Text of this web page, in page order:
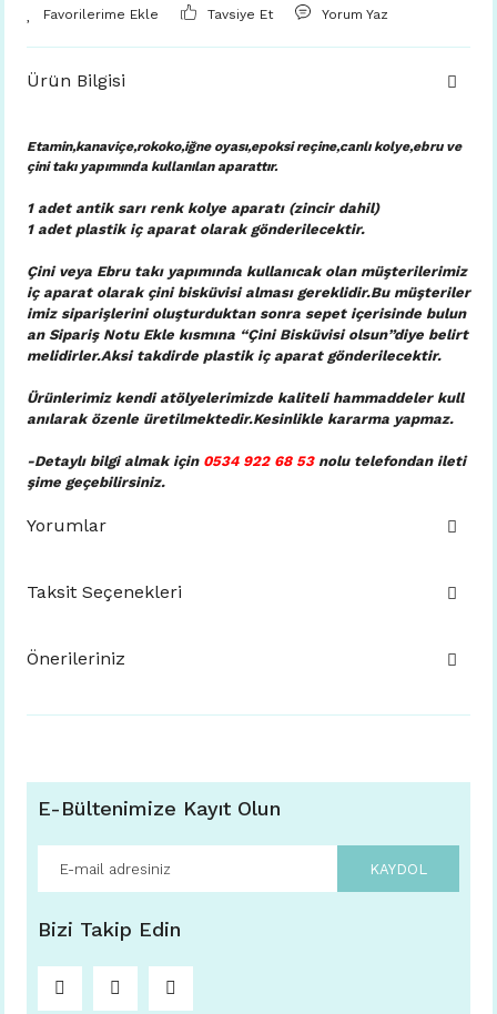
Tavsiye Et Yorum Yaz
Ürün Bilgisi
Etamin,kanaviçe,rokoko,iğne oyası,epoksi reçine,canlı kolye,ebru ve
çini takı yapımında kullanılan aparattır.
1 adet antik sarı renk kolye aparatı (zincir dahil)
1 adet plastik iç aparat olarak gönderilecektir.
Çini veya Ebru takı yapımında kullanıcak olan müşterilerimiz
iç aparat olarak çini bisküvisi alması gereklidir.Bu müşteriler
imiz siparişlerini oluşturduktan sonra sepet içerisinde bulun
an Sipariş Notu Ekle kısmına “Çini Bisküvisi olsun”diye belirt
melidirler.Aksi takdirde plastik iç aparat gönderilecektir.
Ürünlerimiz kendi atölyelerimizde kaliteli hammaddeler kull
anılarak özenle üretilmektedir.Kesinlikle kararma yapmaz.
-Detaylı bilgi almak için 0534 922 68 53nolu telefondan ileti
şime geçebilirsiniz.
Yorumlar
Taksit Seçenekleri
Önerileriniz
E-Bültenimize Kayıt Olun
KAYDOL
Bizi Takip Edin